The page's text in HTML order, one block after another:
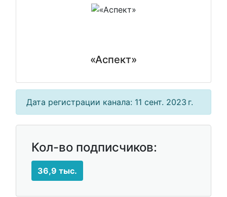
«Аспект»
Дата регистрации канала: 11 сент. 2023 г.
Кол-во подписчиков:
36,9 тыс.